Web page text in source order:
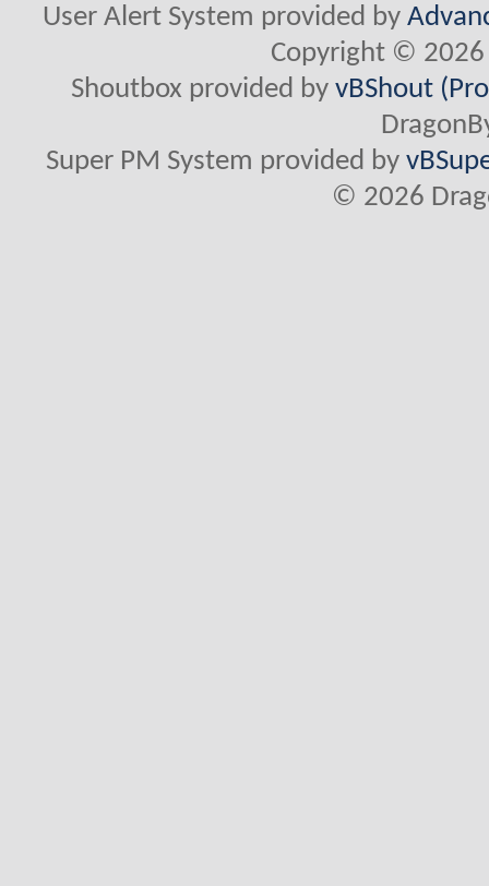
User Alert System provided by
Copyright © 2026
Shoutbox provided byvBShout
Super PM System provided by
© 2026